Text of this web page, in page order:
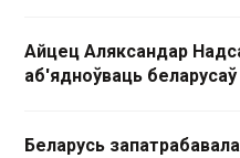
Айцец Аляксандар
аб'ядноўваць беларусаў
Беларусь